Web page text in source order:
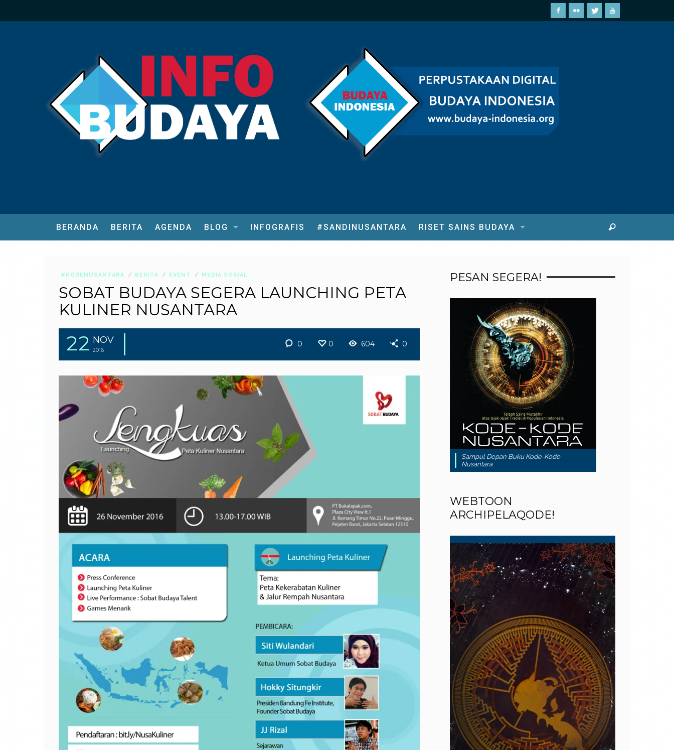
BERANDA BERITA AGENDA BLOG INFOGRAFIS #SANDINUSANTARA RISET SAINS BUDAYA
#KODENUSANTARA BERITA EVENT MEDIA SOSIAL
SOBAT BUDAYA SEGERA LAUNCHING PETA
KULINER NUSANTARA
22 NOV
2016
0 0 604 0
PESAN SEGERA!
Sampul Depan Buku Kode-Kode
Nusantara
WEBTOON
ARCHIPELAQODE!